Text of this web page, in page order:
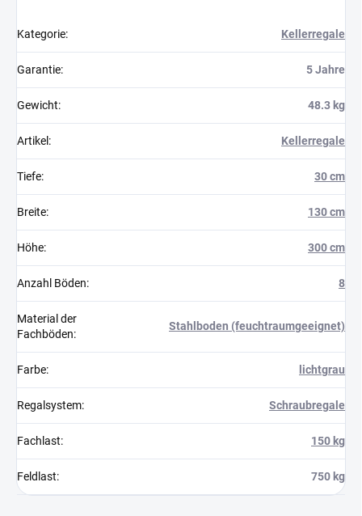
Kategorie: Kellerregale
Garantie: 5 Jahre
Gewicht: 48.3 kg
Artikel : Kellerregale
Tiefe: 30 cm
Breite: 130 cm
Höhe: 300 cm
Anzahl Böden: 8
Material der
Fachböden:
Stahlboden (feuchtraumgeeignet)
Farbe: lichtgrau
Regalsystem: Schraubregale
Fachlast: 150 kg
Feldlast: 750 kg